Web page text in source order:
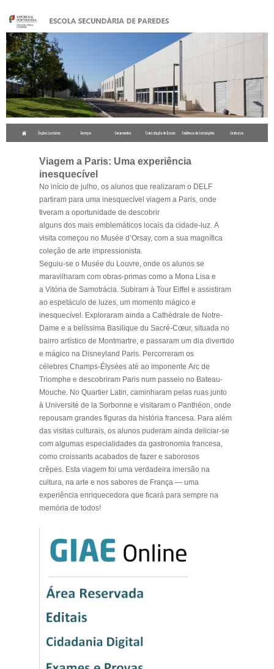
Viagem a Paris: Uma experiência
inesquecível
No início de julho, os alunos que realizaram o DELF
partiram para uma inesquecível viagem a Paris, onde
tiveram a oportunidade de descobrir
alguns dos mais emblemáticos locais da cidade-luz. A
visita começou no Musée d’Orsay, com a sua magnífica
coleção de arte impressionista.
Seguiu-se o Musée du Louvre , onde os alunos se
maravilharam com obras-primas como a Mona Lisa e
a Vitória de Samotrácia . Subiram à Tour Eiffel e assistiram
ao espetáculo de luzes, um momento mágico e
inesquecível. Exploraram ainda a Cathédrale de Notre-
Dame e a belíssima Basilique du Sacré-Cœur, situada no
bairro artístico de Montmartre , e passaram um dia divertido
e mágico na Disneyland Paris. Percorreram os
célebres Champs-Élyséesaté ao imponente Arc de
Triomphe e descobriram Paris num passeio no Bateau-
Mouche. No Quartier Latin , caminharam pelas ruas junto
à Université de la Sorbonne e visitaram o Panthéon , onde
repousam grandes figuras da história francesa. Para além
das visitas culturais, os alunos puderam ainda deliciar-se
com algumas especialidades da gastronomia francesa,
como croissants acabados de fazer e saborosos
crêpes. Esta viagem foi uma verdadeira imersão na
cultura, na arte e nos sabores de França — uma
experiência enriquecedora que ficará para sempre na
memória de todos!